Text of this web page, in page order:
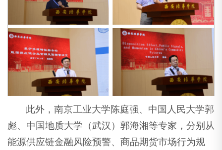
此外，南京工业大学陈庭强、中国人民大学郭
彪、中国地质大学（武汉）郭海湘等专家，分别从
能源供应链金融风险预警、商品期货市场行为规